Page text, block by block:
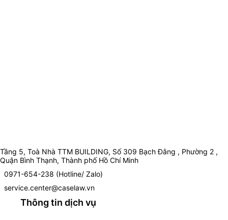
Tầng 5, Toà Nhà TTM BUILDING, Số 309 Bạch Đằng , Phường 2 ,
Quận Bình Thạnh, Thành phố Hồ Chí Minh
0971-654-238 (Hotline/ Zalo)
service.center@caselaw.vn
Thông tin dịch vụ